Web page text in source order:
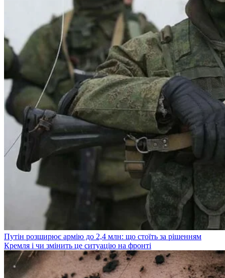
Путін розширює армію до 2,4 млн: що стоїть за рішенням
Кремля і чи змінить це ситуацію на фронті